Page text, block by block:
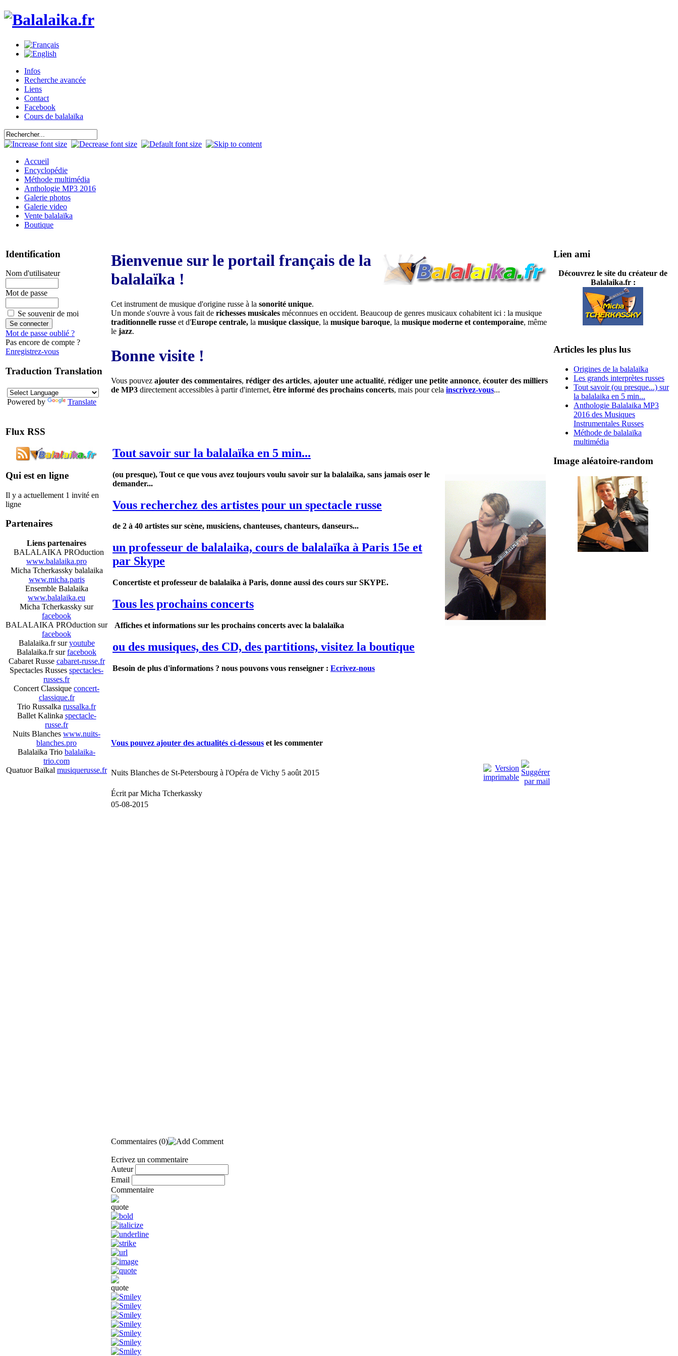
Infos
Recherche avancée
Liens
Contact
Facebook
Cours de balalaïka
Accueil
Encyclopédie
Méthode multimédia
Anthologie MP3 2016
Galerie photos
Galerie video
Vente balalaïka
Boutique
Identification
Nom d'utilisateur
Mot de passe
Se souvenir de moi
Mot de passe oublié ?
Pas encore de compte ?
Enregistrez-vous
Traduction Translation
Powered by Translate
Flux RSS
Qui est en ligne
Il y a actuellement 1 invité en
ligne
Partenaires
Liens partenaires
BALALAIKA PROduction
www.balalaika.pro
Micha Tcherkassky balalaika
www.micha.paris
Ensemble Balalaika
www.balalaika.eu
Micha Tcherkassky sur
facebook
BALALAIKA PROduction sur
facebook
Balalaika.fr suryoutube
Balalaika.fr surfacebook
Cabaret Russe cabaret-russe.fr
Spectacles Russes spectacles-
russes.fr
Concert Classique concert-
classique.fr
Trio Russalka russalka.fr
Ballet Kalinka spectacle-
russe.fr
Nuits Blanches www.nuits-
blanches.pro
Balalaïka Trio balalaika-
trio.com
Quatuor Baïkal musiquerusse.fr
Bienvenue sur le portail français de la
balalaïka !
Cet instrument de musique d'origine russe à la sonorité unique.
Un monde s'ouvre à vous fait de richesses musicales méconnues en occident. Beaucoup de genres musicaux cohabitent ici : la musique
traditionnelle russe et d'Europe centrale, la musique classique, la musique baroque, la musique moderne et contemporaine, même
le jazz.
Bonne visite !
Vous pouvez ajouter des commentaires, rédiger des articles, ajouter une actualité, rédiger une petite annonce, écouter des milliers
de MP3 directement accessibles à partir d'internet, être informé des prochains concerts, mais pour cela inscrivez-vous...
Tout savoir sur la balalaïka en 5 min...
(ou presque), Tout ce que vous avez toujours voulu savoir sur la balalaïka, sans jamais oser le
demander...
Vous recherchez des artistes pour un spectacle russe
de 2 à 40 artistes sur scène, musiciens, chanteuses, chanteurs, danseurs...
un professeur de balalaika, cours de balalaïka à Paris 15e et
par Skype
Concertiste et professeur de balalaika à Paris, donne aussi des cours sur SKYPE.
Tous les prochains concerts
Affiches et informations sur les prochains concerts avec la balalaïka
ou des musiques, des CD, des partitions, visitez la boutique
Besoin de plus d'informations ? nous pouvons vous renseigner : Ecrivez-nous
Vous pouvez ajouter des actualités ci-dessous et les commenter
Nuits Blanches de St-Petersbourg à l'Opéra de Vichy 5 août 2015
Écrit par Micha Tcherkassky
05-08-2015
Commentaires (0)
Ecrivez un commentaire
Auteur
Email
Commentaire
Lien ami
Découvrez le site du créateur de
Balalaika.fr :
Articles les plus lus
Origines de la balalaïka
Les grands interprètes russes
Tout savoir (ou presque...) sur
la balalaika en 5 min...
Anthologie Balalaika MP3
2016 des Musiques
Instrumentales Russes
Méthode de balalaïka
multimédia
Image aléatoire-random